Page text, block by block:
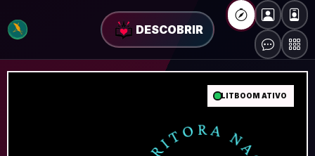
DESCOBRIR
LITBOOM ATIVO